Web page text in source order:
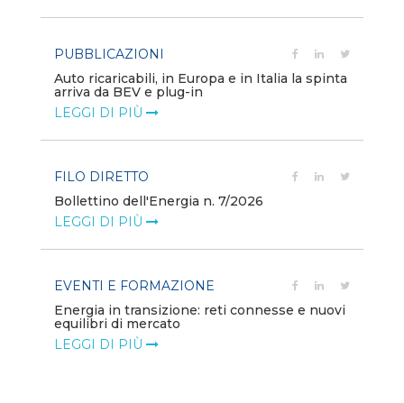
PUBBLICAZIONI
Auto ricaricabili, in Europa e in Italia la spinta
arriva da BEV e plug-in
LEGGI DI PIÙ
FILO DIRETTO
Bollettino dell'Energia n. 7/2026
LEGGI DI PIÙ
EVENTI E FORMAZIONE
Energia in transizione: reti connesse e nuovi
equilibri di mercato
LEGGI DI PIÙ